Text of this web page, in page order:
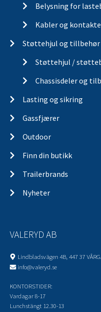
Belysning for
Kabler og
Støttehjul og tillbehør
Støttehjul /
Chassisdeler og
Lasting og sikring
Gassfjærer
Outdoor
Finn din butikk
Trailerbrands
Nyheter
VALERYD AB
Lindbladsvägen 4B, 447 37
info@valeryd.se
KONTORSTIDER:
Vardagar 8-17
Lunchstängt 12.30-13